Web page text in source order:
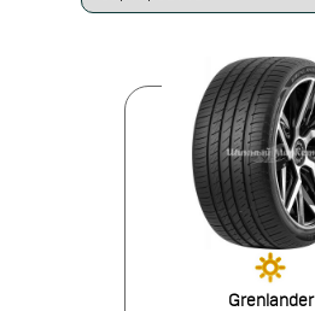
Grenlander